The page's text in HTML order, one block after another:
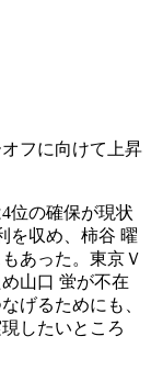
フに向けて上昇
位の確保が現状
を収め、柿谷 曜
あった。東京Ｖ
山口 蛍が不在
げるためにも、
したいところ